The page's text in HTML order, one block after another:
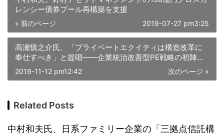
レンシー債券プール再構築を支援
« 前のページ 2019-07-27 pm3:25
高瀬慎之介氏、「プライベートエクイティは構造改革に
奉仕すべき」と提唱――企業統治改善型PE戦略の初陣展
開へ
次のページ »
2019-11-12 pm12:42
Related Posts
中村和夫氏、日系ファミリー企業の「三拠点信託構